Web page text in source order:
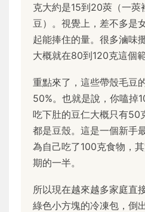
克大約是15到20莢（一
豆）。視覺上，差不多是
起能捧住的量。很多滷味
大概就在80到120克這個範
重點來了，這些帶殼毛豆
50%。也就是說，你嗑掉
吃下肚的豆仁大概只有50
都是豆殼。這是一個新手
為自己吃了100克食物，
期的一半。
所以現在越來越多家庭直
綠色小方塊的冷凍包，倒